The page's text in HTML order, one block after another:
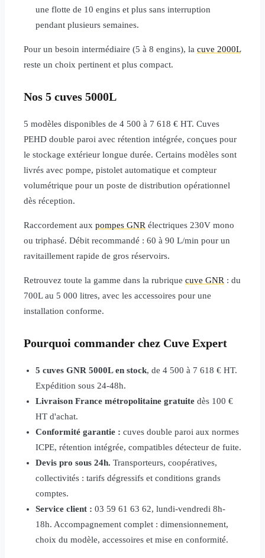
une flotte de 10 engins et plus sans interruption
pendant plusieurs semaines.
Pour un besoin intermédiaire (5 à 8 engins), la cuve 2000L
reste un choix pertinent et plus compact.
Nos 5 cuves 5000L
5 modèles disponibles de 4 500 à 7 618 € HT. Cuves
PEHD double paroi avec rétention intégrée, conçues pour
le stockage extérieur longue durée. Certains modèles sont
livrés avec pompe, pistolet automatique et compteur
volumétrique pour un poste de distribution opérationnel
dès réception.
Raccordement aux pompes GNR électriques 230V mono
ou triphasé. Débit recommandé : 60 à 90 L/min pour un
ravitaillement rapide de gros réservoirs.
Retrouvez toute la gamme dans la rubrique cuve GNR : du
700L au 5 000 litres, avec les accessoires pour une
installation conforme.
Pourquoi commander chez Cuve Expert
5 cuves GNR 5000L en stock, de 4 500 à 7 618 € HT.
Expédition sous 24-48h.
Livraison France métropolitaine gratuite dès 100 €
HT d'achat.
Conformité garantie : cuves double paroi aux normes
ICPE, rétention intégrée, compatibles détecteur de fuite.
Devis pro sous 24h. Transporteurs, coopératives,
collectivités : tarifs dégressifs et conditions grands
comptes.
Service client : 03 59 61 63 62, lundi-vendredi 8h-
18h. Accompagnement complet : dimensionnement,
choix du modèle, accessoires et mise en conformité.